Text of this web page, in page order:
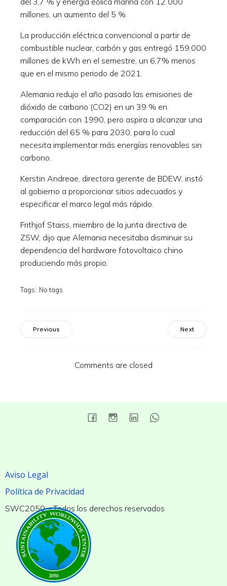
millones, un aumento del 5 %.
La producción eléctrica convencional a partir de
combustible nuclear, carbón y gas entregó 159.000
millones de kWh en el semestre, un 6,7% menos
que en el mismo periodo de 2021.
Alemania redujo el año pasado las emisiones de
dióxido de carbono (CO2) en un 39 % en
comparación con 1990, pero aspira a alcanzar una
reducción del 65 % para 2030, para lo cual
necesita implementar más energías renovables sin
carbono.
Kerstin Andreae, directora gerente de BDEW, instó
al gobierno a proporcionar sitios adecuados y
especificar el marco legal más rápido.
Frithjof Staiss, miembro de la junta directiva de
ZSW, dijo que Alemania necesitaba disminuir su
dependencia del hardware fotovoltaico chino
produciendo más propio.
Tags: No tags
Previous Next
Comments are closed
Aviso Legal
Política de Privacidad
SWC2050 – Todos los derechos reservados